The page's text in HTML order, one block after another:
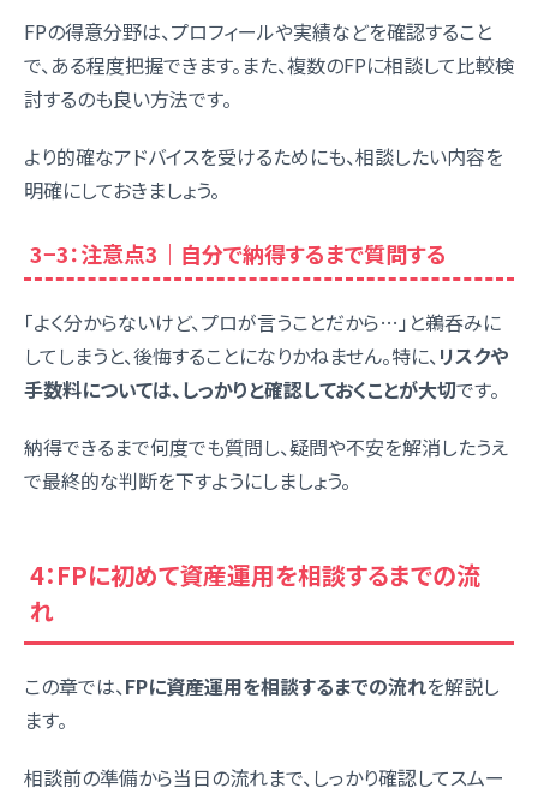
FPの得意分野は、プロフィールや実績などを確認すること
で、ある程度把握できます。また、複数のFPに相談して比較検
討するのも良い方法です。
より的確なアドバイスを受けるためにも、相談したい内容を
明確にしておきましょう。
3−3：注意点3｜自分で納得するまで質問する
「よく分からないけど、プロが言うことだから…」と鵜呑みに
してしまうと、後悔することになりかねません。特に、 リスクや
手数料については、しっかりと確認しておくことが大切です。
納得できるまで何度でも質問し、疑問や不安を解消したうえ
で最終的な判断を下すようにしましょう。
4：FPに初めて資産運用を相談するまでの流
れ
この章では、FPに資産運用を相談するまでの流れを解説し
ます。
相談前の準備から当日の流れまで、しっかり確認してスムー